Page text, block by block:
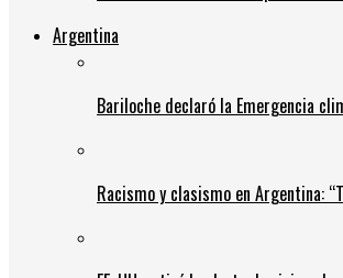
Argentina
Bariloche declaró la Emergencia
Racismo y clasismo en Argentina: